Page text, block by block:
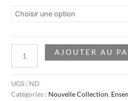
AJOUTER AU
UGS : ND
Catégories : Nouvelle Collection,